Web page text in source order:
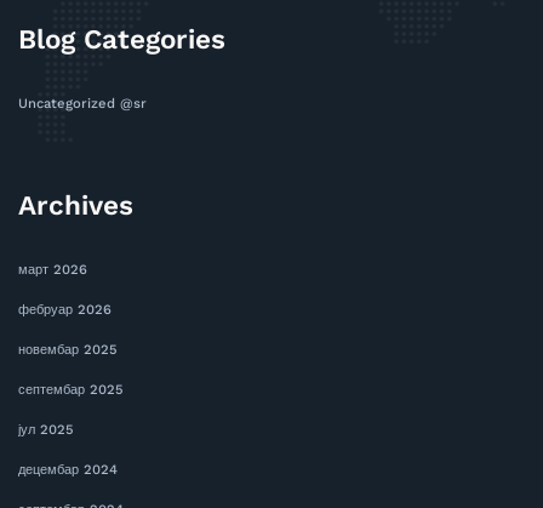
Blog Categories
Uncategorized @sr
Archives
март 2026
фебруар 2026
новембар 2025
септембар 2025
јул 2025
децембар 2024